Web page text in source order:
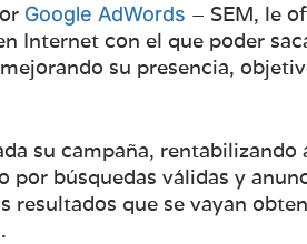
Google AdWords – SEM, le
Internet con el que poder
su presencia,
su campaña, rentabilizando
por búsquedas válidas y
resultados que se vayan